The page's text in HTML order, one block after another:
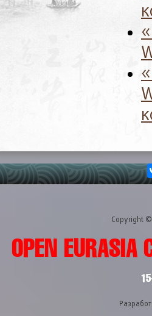
Copyright
OPEN EURASIA